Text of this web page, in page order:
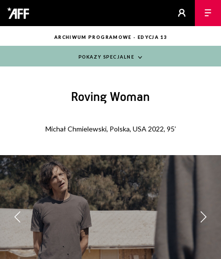
ARCHIWUM PROGRAMOWE - EDYCJA 13
POKAZY SPECJALNE
Roving Woman
Michał Chmielewski, Polska, USA 2022, 95’